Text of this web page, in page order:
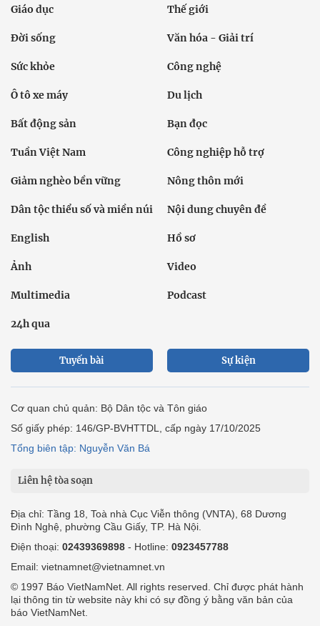
Giáo dục Thế giới
Đời sống Văn hóa - Giải trí
Sức khỏe Công nghệ
Ô tô xe máy Du lịch
Bất động sản Bạn đọc
Tuần Việt Nam Công nghiệp hỗ trợ
Giảm nghèo bền vững Nông thôn mới
Dân tộc thiểu số và miền núi Nội dung chuyên đề
English Hồ sơ
Ảnh Video
Multimedia Podcast
24h qua
Tuyến bài Sự kiện
Cơ quan chủ quản: Bộ Dân tộc và Tôn giáo
Số giấy phép: 146/GP-BVHTTDL, cấp ngày 17/10/2025
Tổng biên tập: Nguyễn Văn Bá
Liên hệ tòa soạn
Địa chỉ: Tầng 18, Toà nhà Cục Viễn thông (VNTA), 68 Dương
Đình Nghệ, phường Cầu Giấy, TP. Hà Nội.
Điện thoại: 02439369898 - Hotline: 0923457788
Email: vietnamnet@vietnamnet.vn
© 1997 Báo VietNamNet. All rights reserved. Chỉ được phát hành
lại thông tin từ website này khi có sự đồng ý bằng văn bản của
báo VietNamNet.